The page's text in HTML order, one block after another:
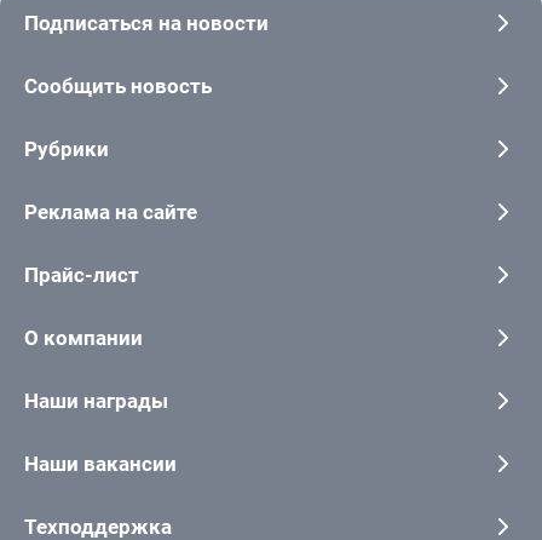
Подписаться на новости
Сообщить новость
Рубрики
Реклама на сайте
Прайс-лист
О компании
Наши награды
Наши вакансии
Техподдержка